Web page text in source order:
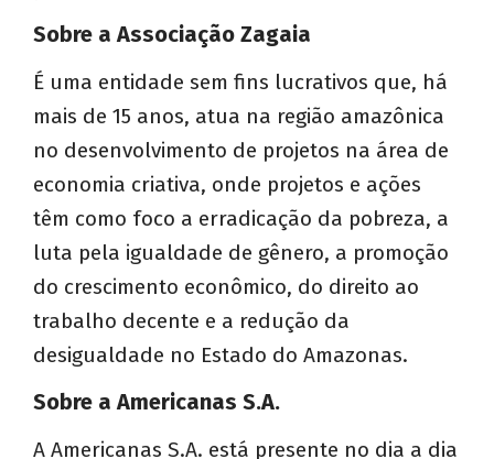
Sobre a Associação Zagaia
É uma entidade sem fins lucrativos que, há
mais de 15 anos, atua na região amazônica
no desenvolvimento de projetos na área de
economia criativa, onde projetos e ações
têm como foco a erradicação da pobreza, a
luta pela igualdade de gênero, a promoção
do crescimento econômico, do direito ao
trabalho decente e a redução da
desigualdade no Estado do Amazonas.
Sobre a Americanas S.A.
A Americanas S.A. está presente no dia a dia